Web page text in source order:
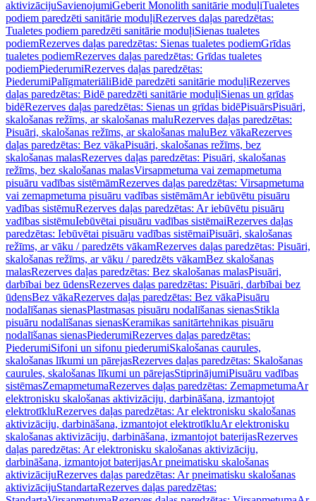
aktivizācijuSavienojumiGeberit Monolith sanitārie moduļiTualetes
podiem paredzēti sanitārie moduļiRezerves daļas paredzētas:
Tualetes podiem paredzēti sanitārie moduļiSienas tualetes
podiemRezerves daļas paredzētas: Sienas tualetes podiemGrīdas
tualetes podiemRezerves daļas paredzētas: Grīdas tualetes
podiemPiederumiRezerves daļas paredzētas:
PiederumiPalīgmateriāliBidē paredzēti sanitārie moduļiRezerves
daļas paredzētas: Bidē paredzēti sanitārie moduļiSienas un grīdas
bidēRezerves daļas paredzētas: Sienas un grīdas bidēPisuārsPisuāri,
skalošanas režīms, ar skalošanas maluRezerves daļas paredzētas:
Pisuāri, skalošanas režīms, ar skalošanas maluBez vākaRezerves
daļas paredzētas: Bez vākaPisuāri, skalošanas režīms, bez
skalošanas malasRezerves daļas paredzētas: Pisuāri, skalošanas
režīms, bez skalošanas malasVirsapmetuma vai zemapmetuma
pisuāru vadības sistēmāmRezerves daļas paredzētas: Virsapmetuma
vai zemapmetuma pisuāru vadības sistēmāmAr iebūvētu pisuāru
vadības sistēmuRezerves daļas paredzētas: Ar iebūvētu pisuāru
vadības sistēmuIebūvētai pisuāru vadības sistēmaiRezerves daļas
paredzētas: Iebūvētai pisuāru vadības sistēmaiPisuāri, skalošanas
režīms, ar vāku / paredzēts vākamRezerves daļas paredzētas: Pisuāri,
skalošanas režīms, ar vāku / paredzēts vākamBez skalošanas
malasRezerves daļas paredzētas: Bez skalošanas malasPisuāri,
darbībai bez ūdensRezerves daļas paredzētas: Pisuāri, darbībai bez
ūdensBez vākaRezerves daļas paredzētas: Bez vākaPisuāru
nodalīšanas sienasPlastmasas pisuāru nodalīšanas sienasStikla
pisuāru nodalīšanas sienasKeramikas sanitārtehnikas pisuāru
nodalīšanas sienasPiederumiRezerves daļas paredzētas:
PiederumiSifoni un sifonu piederumiSkalošanas caurules,
skalošanas līkumi un pārejasRezerves daļas paredzētas: Skalošanas
caurules, skalošanas līkumi un pārejasStiprinājumiPisuāru vadības
sistēmasZemapmetumaRezerves daļas paredzētas: ZemapmetumaAr
elektronisku skalošanas aktivizāciju, darbināšana, izmantojot
elektrotīkluRezerves daļas paredzētas: Ar elektronisku skalošanas
aktivizāciju, darbināšana, izmantojot elektrotīkluAr elektronisku
skalošanas aktivizāciju, darbināšana, izmantojot baterijasRezerves
daļas paredzētas: Ar elektronisku skalošanas aktivizāciju,
darbināšana, izmantojot baterijasAr pneimatisku skalošanas
aktivizācijuRezerves daļas paredzētas: Ar pneimatisku skalošanas
aktivizācijuStandartaRezerves daļas paredzētas: